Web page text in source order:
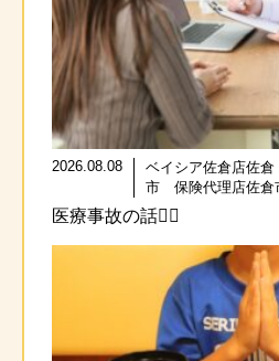
2026.08.08
ベイシア佐倉店佐
市 保険代理店佐
医療事故の話🧑‍⚕️